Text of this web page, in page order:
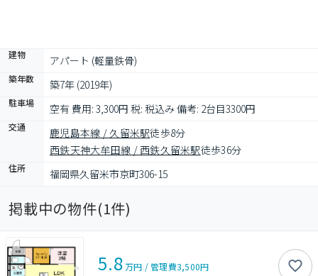
建物 アパート (軽量鉄骨)
築年数 築7年 (2019年)
駐車場 空有 費用: 3,300円 税: 税込み 備考: 2台目3300円
交通 鹿児島本線 / 久留米駅徒歩8分
西鉄天神大牟田線 / 西鉄久留米駅徒歩36分
住所 福岡県久留米市京町306-15
掲載中の物件(1件)
5.8万円 /管理費3,500円